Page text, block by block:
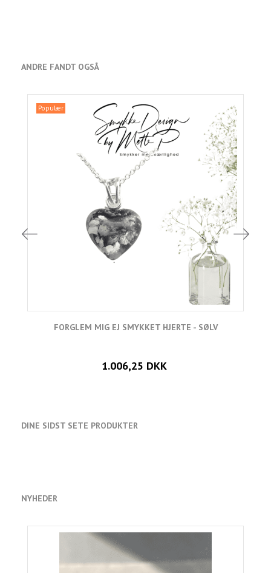
ANDRE FANDT OGSÅ
Populær
FORGLEM MIG EJ SMYKKET HJERTE - SØLV
1.006,25 DKK
DINE SIDST SETE PRODUKTER
NYHEDER